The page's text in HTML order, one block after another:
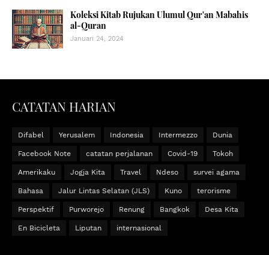
Koleksi Kitab Rujukan Ulumul Qur'an Mabahis
al-Quran
Januari 24, 2024
CATATAN HARIAN
Difabel Yerusalem Indonesia Intermezzo Dunia
Facebook Note catatan perjalanan Covid-19 Tokoh
Amerikaku Jogja Kita Travel Ndeso survei agama
Bahasa Jalur Lintas Selatan (JLS) Kuno terorisme
Perspektif Purworejo Renung Bangkok Desa Kita
En Bicicleta Liputan internasional